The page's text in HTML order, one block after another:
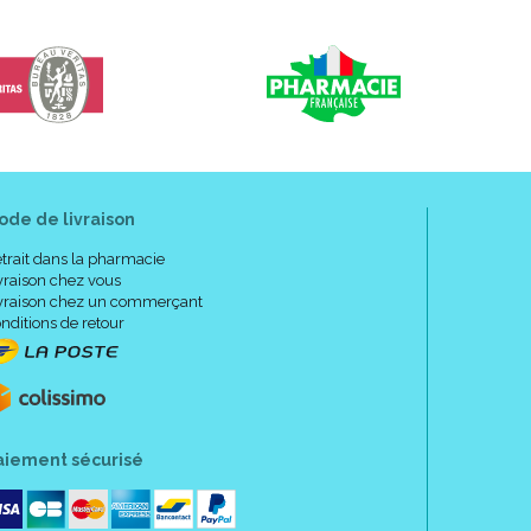
1mm d’ épaisseur positionnée sur “l’oignon”
sans introduire de pressions supplémentaires
les chaussures.
aisée et maintien idéal.
mois.
plutôt pour les pansements Hallux valgus.
au pied droit.
de livraison
dans la pharmacie
chez vous
chez un commerçant
de retour
sécurisé